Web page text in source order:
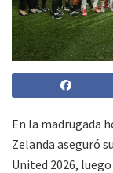
En la madrugada
Zelanda aseguró
United 2026,